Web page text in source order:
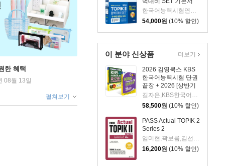
+실전 모의고사+쓰기
한국어능력시험연구회,정은화,임준,유종원,우연희 공저
54,000원 (10% 할인)
이 분야 신상품
2026 김영북스 KBS
한국어능력시험 단권
끝장 + 2026 [상반기
공식기출] KBS한국어
능력시험 공식기출문
제집 제91, 90, 89회
+모의고사 2회+무료
특강 세트
길자은,KBS한국어진흥원 저
58,500원 (10% 할인)
PASS Actual TOPIK 2
Series 2
임미현,곽보름,김선애 저
16,200원 (10% 할인)
더보기
한 혜택
08월 13일
펼쳐보기